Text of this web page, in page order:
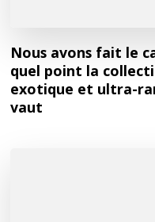
Nous avons fait le
quel point la
exotique et ultra-
vaut